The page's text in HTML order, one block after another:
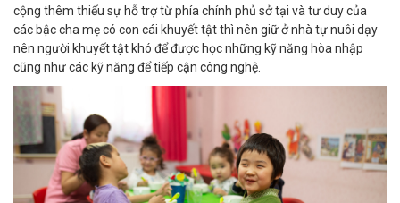
cộng thêm thiếu sự hỗ trợ từ phía chính phủ sở tại và tư duy của
các bậc cha mẹ có con cái khuyết tật thì nên giữ ở nhà tự nuôi dạy
nên người khuyết tật khó để được học những kỹ năng hòa nhập
cũng như các kỹ năng để tiếp cận công nghệ.